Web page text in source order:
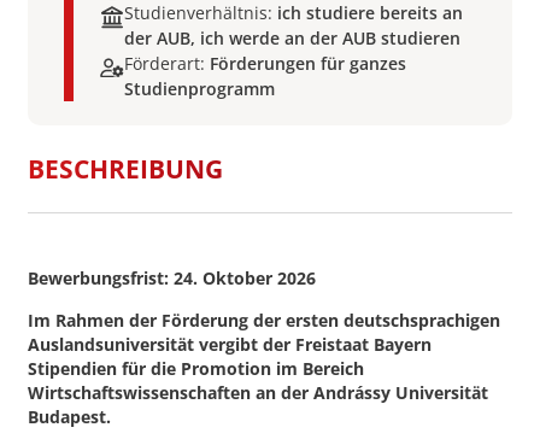
Studienverhältnis: ich studiere bereits an
der AUB, ich werde an der AUB studieren
Förderart: Förderungen für ganzes
Studienprogramm
BESCHREIBUNG
Bewerbungsfrist: 24. Oktober 2026
Im Rahmen der Förderung der ersten deutschsprachigen
Auslandsuniversität vergibt der Freistaat Bayern
Stipendien für die Promotion im Bereich
Wirtschaftswissenschaften an der Andrássy Universität
Budapest.